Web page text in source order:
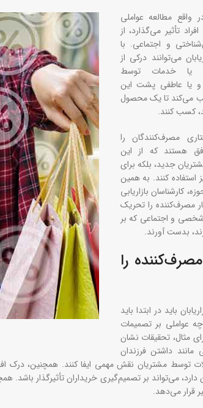
واقع مطالعه عواملی
تأثیر می‌گذارد، از
و اجتماعی. با
می‌توانند درکی از
یا خدمات توسط
و یا عاطفی پشت این
می‌کند تا یک محصول
کسب کنند.
مصرف‌کنندگان را
هستند که از این
جدید، بلکه برای
کنند. به همین
کارشناسان بازاریابی
مصرف‌کننده را تحریک
و اجتماعی که بر
بدست آورند.
را
باید در ابتدا باید
عواملی بر تصمیمات
مثال، تحقیقات نشان
داشتن فرزندان
توسط مشتریان نقش مهمی ایفا کنند. همچنین، درک
می‌تواند بر تصمیم‌گیری خریداران تأثیرگذار
قرار می‌دهد.